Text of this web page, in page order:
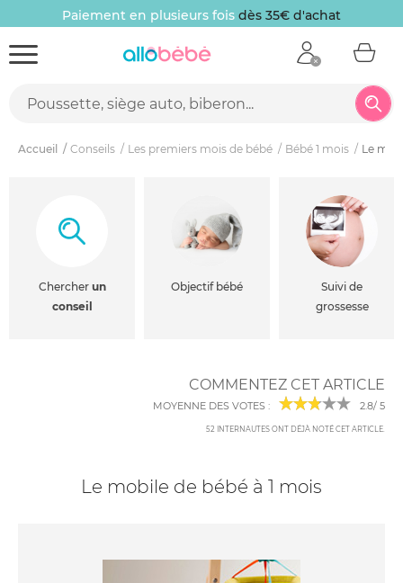
Paiement en plusieurs fois dès 35€ d'achat
Accueil Conseils Les premiers mois de bébé Bébé 1 mois Le
Chercher un
conseil
Objectif bébé
Suivi de
grossesse
COMMENTEZ CET ARTICLE
MOYENNE DES VOTES : 2.8/ 5
52 INTERNAUTES ONT DÉJÀ NOTÉ CET ARTICLE.
Le mobile de bébé à 1 mois